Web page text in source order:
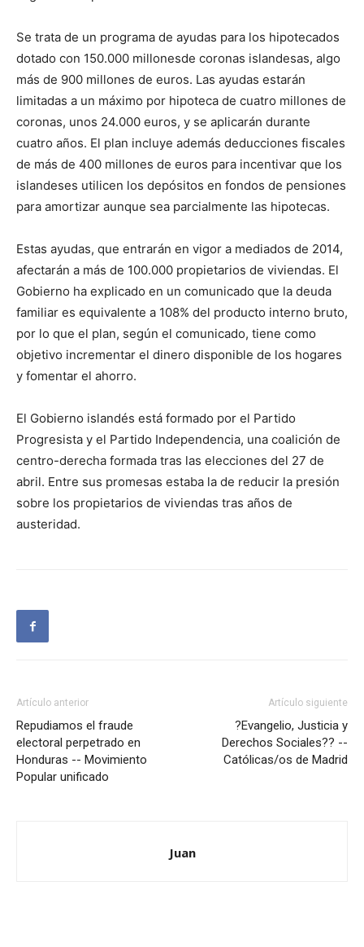
Se trata de un programa de ayudas para los hipotecados
dotado con 150.000 millonesde coronas islandesas, algo
más de 900 millones de euros. Las ayudas estarán
limitadas a un máximo por hipoteca de cuatro millones de
coronas, unos 24.000 euros, y se aplicarán durante
cuatro años. El plan incluye además deducciones fiscales
de más de 400 millones de euros para incentivar que los
islandeses utilicen los depósitos en fondos de pensiones
para amortizar aunque sea parcialmente las hipotecas.
Estas ayudas, que entrarán en vigor a mediados de 2014,
afectarán a más de 100.000 propietarios de viviendas. El
Gobierno ha explicado en un comunicado que la deuda
familiar es equivalente a 108% del producto interno bruto,
por lo que el plan, según el comunicado, tiene como
objetivo incrementar el dinero disponible de los hogares
y fomentar el ahorro.
El Gobierno islandés está formado por el Partido
Progresista y el Partido Independencia, una coalición de
centro-derecha formada tras las elecciones del 27 de
abril. Entre sus promesas estaba la de reducir la presión
sobre los propietarios de viviendas tras años de
austeridad.
Artículo anterior
Repudiamos el fraude
electoral perpetrado en
Honduras -- Movimiento
Popular unificado
Artículo siguiente
?Evangelio, Justicia y
Derechos Sociales?? --
Católicas/os de Madrid
Juan